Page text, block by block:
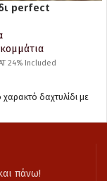
perfect
24% Included
χαρακτό δαχτυλίδι με
πάνω!